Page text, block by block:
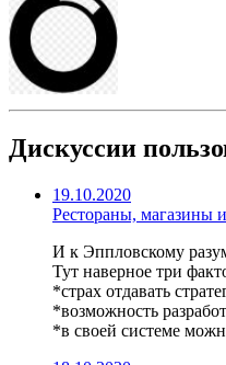
Дискуссии
19.10.2020
Рестораны, магазины
И к Эппловскому
Тут наверное три
*страх отдавать
*возможность
*в своей системе